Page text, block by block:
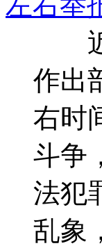
近
作出
右时
斗争
法犯
乱象